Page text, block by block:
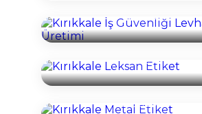
İncele
Kırıkkale Leksan Etiket
İncele
Kırıkkale Metal Etiket
İncele